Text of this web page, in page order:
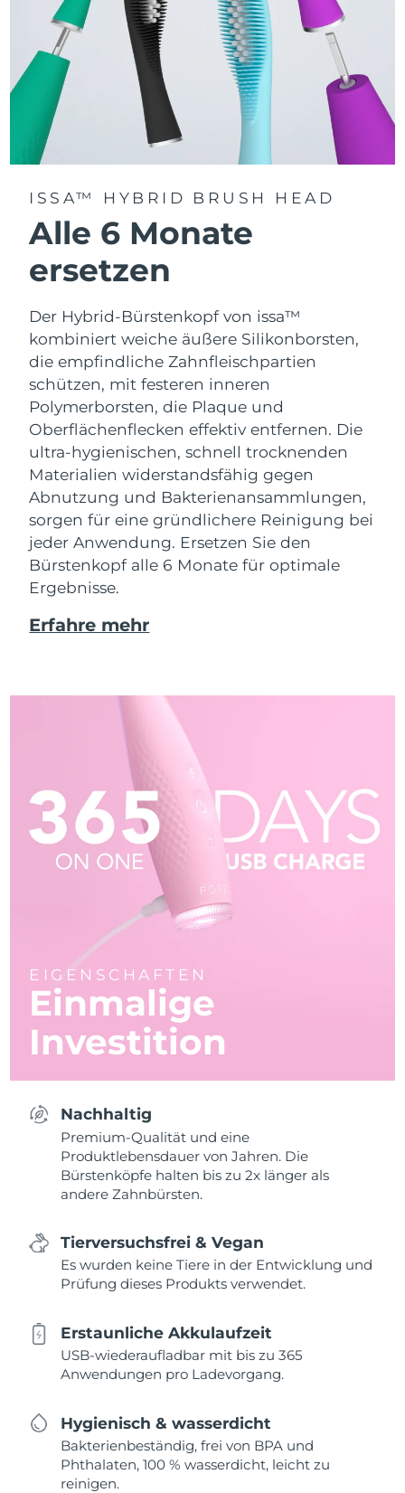
ISSA™ HYBRID BRUSH HEAD
Alle 6 Monate
ersetzen
Der Hybrid-Bürstenkopf von issa™
kombiniert weiche äußere Silikonborsten,
die empfindliche Zahnfleischpartien
schützen, mit festeren inneren
Polymerborsten, die Plaque und
Oberflächenflecken effektiv entfernen. Die
ultra-hygienischen, schnell trocknenden
Materialien widerstandsfähig gegen
Abnutzung und Bakterienansammlungen,
sorgen für eine gründlichere Reinigung bei
jeder Anwendung. Ersetzen Sie den
Bürstenkopf alle 6 Monate für optimale
Ergebnisse.
Erfahre mehr
EIGENSCHAFTEN
Einmalige
Investition
Nachhaltig
Premium-Qualität und eine
Produktlebensdauer von Jahren. Die
Bürstenköpfe halten bis zu 2x länger als
andere Zahnbürsten.
Tierversuchsfrei & Vegan
Es wurden keine Tiere in der Entwicklung und
Prüfung dieses Produkts verwendet.
Erstaunliche Akkulaufzeit
USB-wiederaufladbar mit bis zu 365
Anwendungen pro Ladevorgang.
Hygienisch & wasserdicht
Bakterienbeständig, frei von BPA und
Phthalaten, 100 % wasserdicht, leicht zu
reinigen.